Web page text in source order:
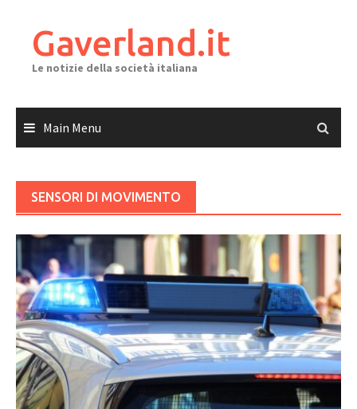
contentGaverland.it
Le notizie della società italiana
Main Menu
SENSORI DI MOVIMENTO